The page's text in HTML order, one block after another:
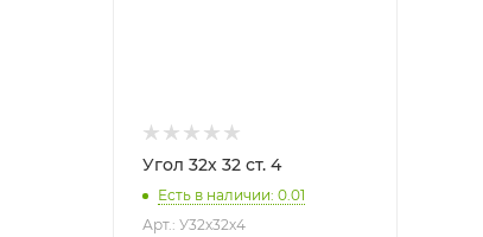
Угол 32х 32 ст. 4
Есть в наличии: 0.01
Арт.: У32х32х4